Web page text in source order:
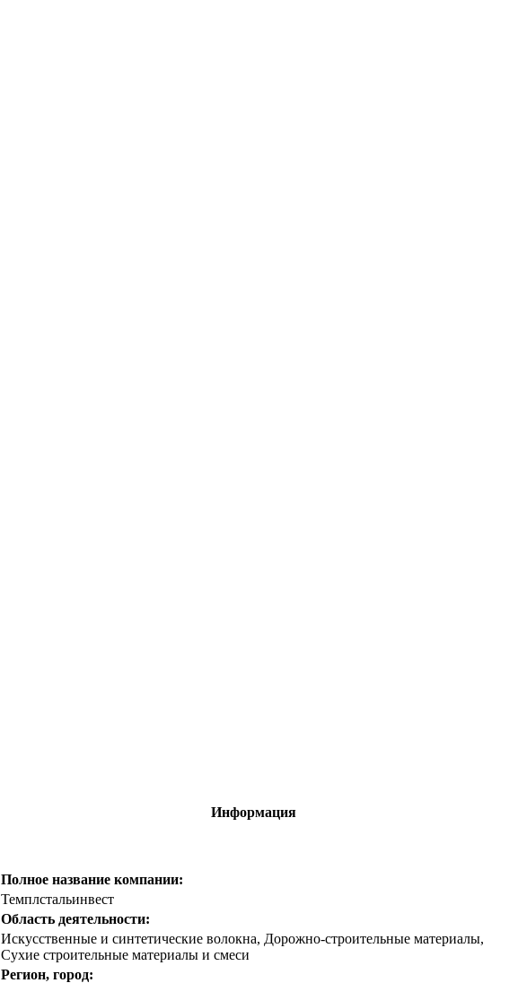
Информация
Полное название компании:
Темплстальинвест
Область деятельности:
Искусственные и синтетические волокна, Дорожно-строительные материалы,
Сухие строительные материалы и смеси
Регион, город: